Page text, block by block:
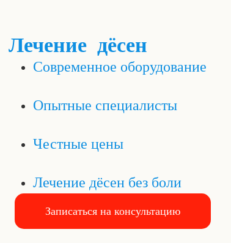
Лечение дёсен
Современное оборудование
Опытные специалисты
Честные цены
Лечение дёсен без боли
Записаться на консультацию